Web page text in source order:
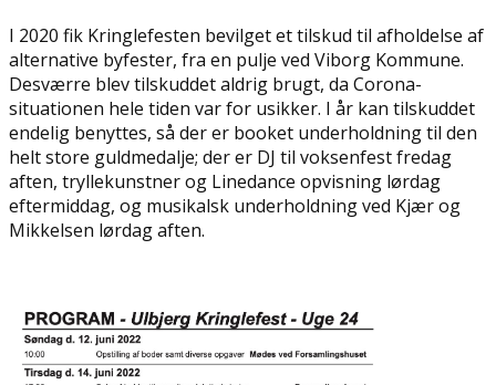
I 2020 fik Kringlefesten bevilget et tilskud til afholdelse af
alternative byfester, fra en pulje ved Viborg Kommune.
Desværre blev tilskuddet aldrig brugt, da Corona-
situationen hele tiden var for usikker. I år kan tilskuddet
endelig benyttes, så der er booket underholdning til den
helt store guldmedalje; der er DJ til voksenfest fredag
aften, tryllekunstner og Linedance opvisning lørdag
eftermiddag, og musikalsk underholdning ved Kjær og
Mikkelsen lørdag aften.